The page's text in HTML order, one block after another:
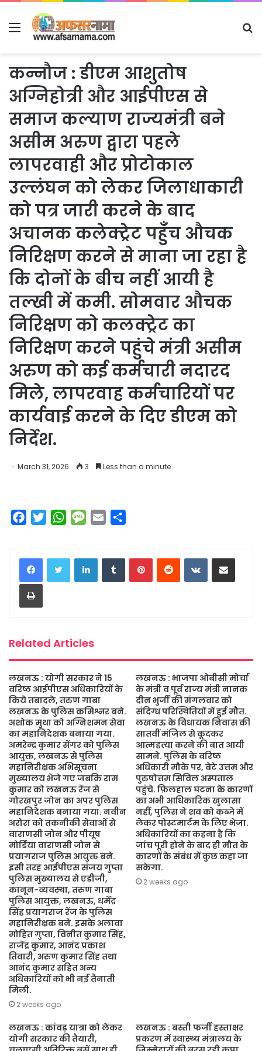
Menu
कन्नौज : डीएम आशुतोष
अग्निहोत्री और आईपीएस से
समाज कल्याण राज्यमंत्री बने
असीम अरुण द्वारा पहले
लापरवाही और प्रोटोकाल
उल्लंघन को लेकर जिलाधाकारी
को पत्र जारी करने के बाद
अचानक कलेक्ट्रेट पहुँच औचक
निरिक्षण करने से माना जा रहा है
कि दोनों के बीच नहीं आयी है
तल्खी में कमी. सोमवार औचक
निरिक्षण को कलक्ट्रेट का
निरिक्षण करने पहुंचे मंत्री असीम
अरुण को कई कर्मचारी नदारद
मिले, लापरवाह कर्मचारियों पर
कार्यवाई करने के दिए डीएम को
निर्देश.
March 31, 2026 3 Less than a minute
c
e
b
o
o
i
t
t
W
a
t
s
M
s
s
a
a
i
a
r
e
LinkedInTumblrPinterestReddit VKontakteShare via Email
Print
Related Articles
लखनऊ : योगी सरकार ने 15
वरिष्ठ आईपीएस अधिकारियों के
किये तबादले, तरुण गाबा
लखनऊ के पुलिस कमिश्नर बने.
अशोक मुथा को अग्निशमन सेवा
का महानिदेशक बनाया गया.
अमरेन्द्र कुमार सेंगर को पुलिस
आयुक्त, लखनऊ से पुलिस
महानिरीक्षक अभिसूचना
मुख्यालय भेजे गए जबकि राम
कुमार को लखनऊ रेंज से
गोरखपुर जोन का अपर पुलिस
महानिदेशक बनाया गया. नवीन
अरोरा को तकनीकी सेवाओं से
वाराणसी जोन और पीयूष
मोर्डिया वाराणसी जोन से
प्रयागराज पुलिस आयुक्त बने.
इसी तरह आईपीएस संजय गुप्ता
पुलिस मुख्यालय से एडीजी,
कानून-व्यवस्था, तरुण गाबा
पुलिस आयुक्त, लखनऊ, धर्मेंद्र
सिंह प्रयागराज रेंज के पुलिस
महानिरीक्षक बने. इसके अलावा
मोहित गुप्ता, विनीत कुमार सिंह,
राजेंद्र कुमार, आनंद प्रकाश
तिवारी, अरुण कुमार सिंह तथा
आनंद कुमार सहित अन्य
अधिकारियों को भी नई तैनाती
मिली.
2 weeks ago
लखनऊ : भाजपा ओबीसी मोर्चा
के मंत्री व पूर्व राज्य मंत्री नानक
दीन भुर्जी की मंगलवार को
संदिग्ध परिस्थितियों में हुई मौत.
लखनऊ के विधायक निवास की
सातवीं मंजिल से कूदकर
आत्महत्या करने की बात आयी
सामने. पुलिस के वरिष्ठ
अधिकारी मौके पर, बेटे उत्तम और
पुरुषोत्तम सिविल अस्पताल
पहुंचे. फ़िलहाल घटना के कारणों
का अभी आधिकारिक खुलासा
नहीं, पुलिस ने शव को कब्जे में
लेकर पोस्टमार्टम के लिए भेजा.
अधिकारियों का कहना है कि
जांच पूरी होने के बाद ही मौत के
कारणों के संबंध में कुछ कहा जा
सकेगा.
2 weeks ago
लखनऊ : कांवड़ यात्रा को लेकर
योगी सरकार की तैयारी,
लखनऊ : बस्ती फर्जी हस्ताक्षर
प्रकरण में स्वास्थ्य मंत्रालय के